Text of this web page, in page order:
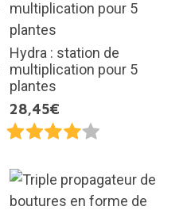
Hydra : station de
multiplication pour 5
plantes
28,45€